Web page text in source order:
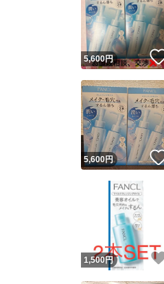
5,600円
5,600円
1,500円